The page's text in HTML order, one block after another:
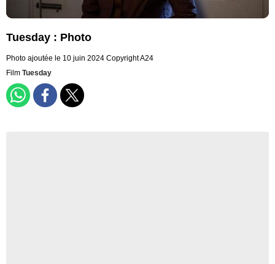
Tuesday : Photo
Photo ajoutée le 10 juin 2024 Copyright A24
Film Tuesday